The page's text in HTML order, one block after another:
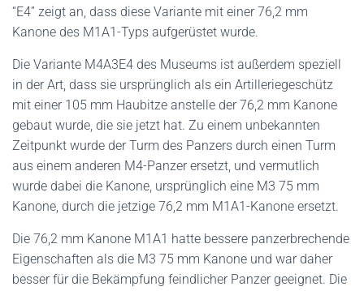
“E4” zeigt an, dass diese Variante mit einer 76,2 mm
Kanone des M1A1-Typs aufgerüstet wurde.
Die Variante M4A3E4 des Museums ist außerdem speziell
in der Art, dass sie ursprünglich als ein Artilleriegeschütz
mit einer 105 mm Haubitze anstelle der 76,2 mm Kanone
gebaut wurde, die sie jetzt hat. Zu einem unbekannten
Zeitpunkt wurde der Turm des Panzers durch einen Turm
aus einem anderen M4-Panzer ersetzt, und vermutlich
wurde dabei die Kanone, ursprünglich eine M3 75 mm
Kanone, durch die jetzige 76,2 mm M1A1-Kanone ersetzt.
Die 76,2 mm Kanone M1A1 hatte bessere panzerbrechende
Eigenschaften als die M3 75 mm Kanone und war daher
besser für die Bekämpfung feindlicher Panzer geeignet. Die